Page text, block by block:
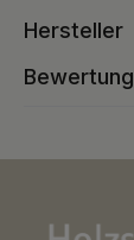
Hersteller